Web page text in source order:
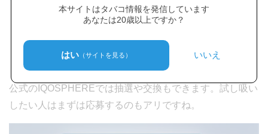
本サイトはタバコ情報を発信しています
あなたは20歳以上ですか？
はい （サイトを見る） いいえ
「香りが強いので好みは分かれそう」
「スパイシーな味わいもする」
公式のIQOSPHEREでは抽選や交換もできます。試し吸い
したい人はまずは応募するのもアリですね。